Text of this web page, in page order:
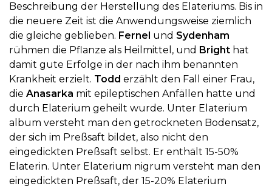
Beschreibung der Herstellung des Elateriums. Bis in
die neuere Zeit ist die Anwendungsweise ziemlich
die gleiche geblieben. Fernel und Sydenham
rühmen die Pflanze als Heilmittel, und Bright hat
damit gute Erfolge in der nach ihm benannten
Krankheit erzielt. Todd erzählt den Fall einer Frau,
die Anasarka mit epileptischen Anfällen hatte und
durch Elaterium geheilt wurde. Unter Elaterium
album versteht man den getrockneten Bodensatz,
der sich im Preßsaft bildet, also nicht den
eingedickten Preßsaft selbst. Er enthält 15-50%
Elaterin. Unter Elaterium nigrum versteht man den
eingedickten Preßsaft, der 15-20% Elaterium